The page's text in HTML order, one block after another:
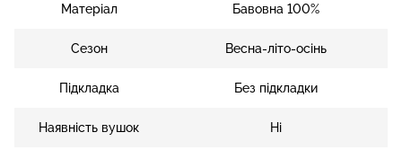
Матеріал Бавовна 100%
Сезон Весна-літо-осінь
Підкладка Без підкладки
Наявність вушок Ні